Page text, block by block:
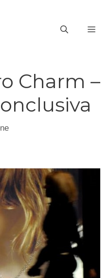
Charm –